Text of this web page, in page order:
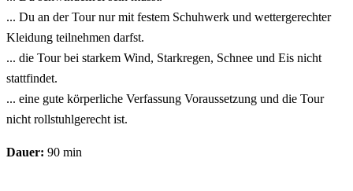
... Du an der Tour nur mit festem Schuhwerk und wettergerechter
Kleidung teilnehmen darfst.
... die Tour bei starkem Wind, Starkregen, Schnee und Eis nicht
stattfindet.
... eine gute körperliche Verfassung Voraussetzung und die Tour
nicht rollstuhlgerecht ist.
Dauer: 90 min